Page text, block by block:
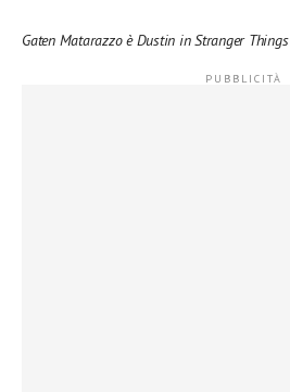
Gaten Matarazzo è Dustin in Stranger Things